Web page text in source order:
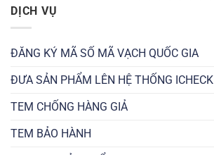
DỊCH VỤ
ĐĂNG KÝ MÃ SỐ MÃ VẠCH QUỐC GIA
ĐƯA SẢN PHẨM LÊN HỆ THỐNG ICHECK
TEM CHỐNG HÀNG GIẢ
TEM BẢO HÀNH